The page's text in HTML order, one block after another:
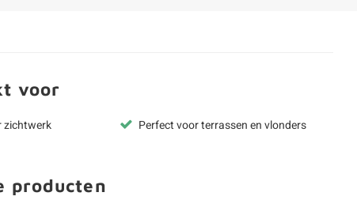
voor
zichtwerk Perfect voor terrassen en vlonders
producten